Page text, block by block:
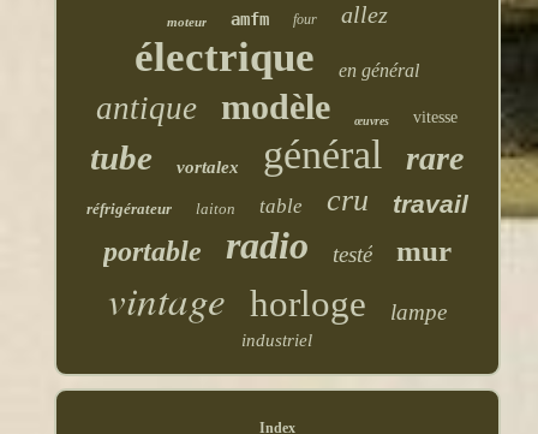
moteur amfm four allez
électrique en général
antique modèle œuvres vitesse
tube vortalex général rare
réfrigérateur laiton table cru travail
portable radio testé mur
vintage horloge lampe
industriel
Index